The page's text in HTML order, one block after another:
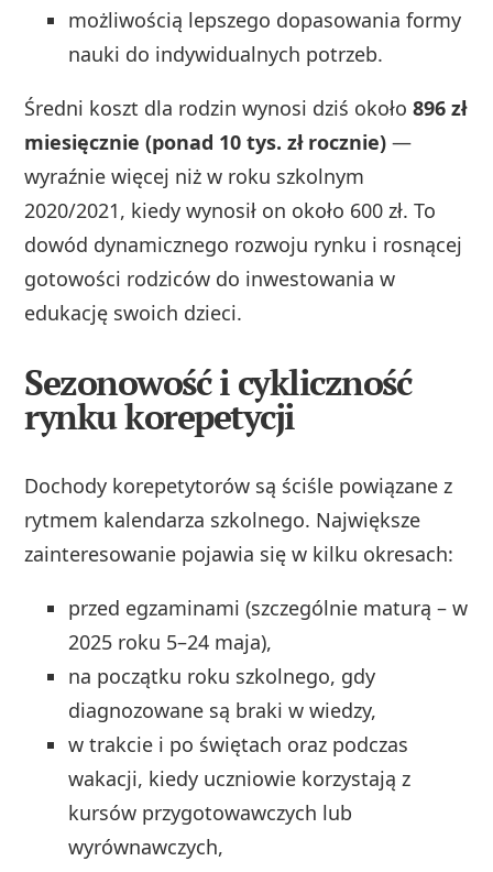
możliwością lepszego dopasowania formy
nauki do indywidualnych potrzeb.
Średni koszt dla rodzin wynosi dziś około896 zł
miesięcznie (ponad 10 tys. zł rocznie) —
wyraźnie więcej niż w roku szkolnym
2020/2021, kiedy wynosił on około 600 zł. To
dowód dynamicznego rozwoju rynku i rosnącej
gotowości rodziców do inwestowania w
edukację swoich dzieci.
Sezonowość i cykliczność
rynku korepetycji
Dochody korepetytorów są ściśle powiązane z
rytmem kalendarza szkolnego. Największe
zainteresowanie pojawia się w kilku okresach:
przed egzaminami (szczególnie maturą – w
2025 roku 5–24 maja),
na początku roku szkolnego, gdy
diagnozowane są braki w wiedzy,
w trakcie i po świętach oraz podczas
wakacji, kiedy uczniowie korzystają z
kursów przygotowawczych lub
wyrównawczych,